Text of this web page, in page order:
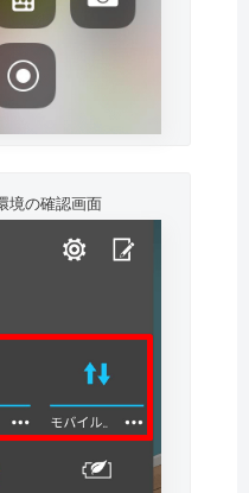
境の確認画面